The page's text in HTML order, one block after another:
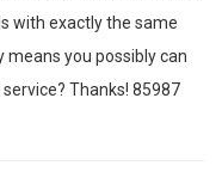
with exactly the same
means you possibly can
Thanks! 85987